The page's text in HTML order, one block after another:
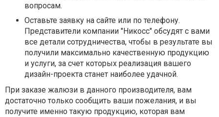
вопросам.
Оставьте заявку на сайте или по телефону.
Представители компании "Никосс" обсудят с вами
все детали сотрудничества, чтобы в результате вы
получили максимально качественную продукцию
и услуги, за счет которых реализация вашего
дизайн-проекта станет наиболее удачной.
При заказе жалюзи в данного производителя, вам
достаточно только сообщить ваши пожелания, и вы
получите именно такую продукцию, которая вам